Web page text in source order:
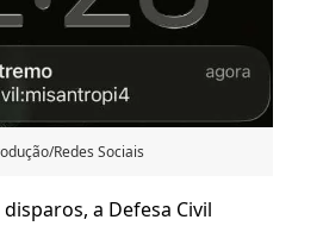
Redes Sociais
a Defesa Civil